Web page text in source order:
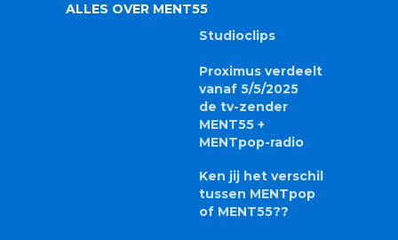
ALLES OVER MENT55
Studioclips
Proximus verdeelt
vanaf 5/5/2025
de tv-zender
MENT55 +
MENTpop-radio
Ken jij het verschil
tussen MENTpop
of MENT55??